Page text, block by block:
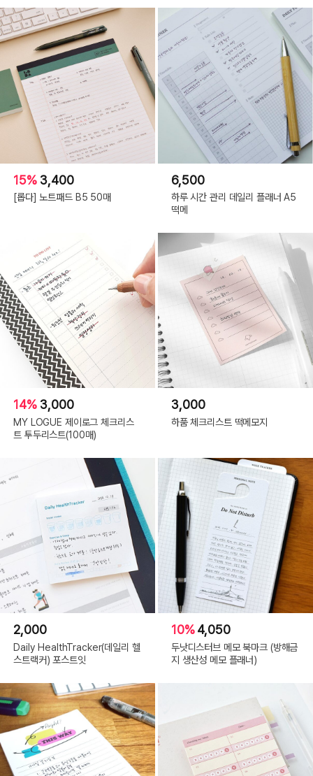
15% 3,400
[롭다] 노트패드 B5 50매
6,500
하루 시간 관리 데일리 플래너 A5
떡메
14% 3,000
MY LOGUE 제이로그 체크리스
트 투두리스트(100매)
3,000
하품 체크리스트 떡메모지
2,000
Daily HealthTracker(데일리 헬
스트랙커) 포스트잇
10%4,050
두낫디스터브 메모 북마크 (방해금
지 생산성 메모 플래너)